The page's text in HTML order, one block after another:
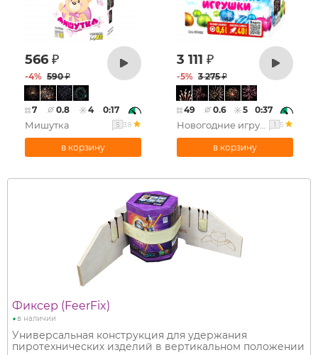
566 ₽
-4% 590₽
7 0.8 4 0:17
Мишутка 5 3.8
3 111 ₽
-5% 3 275₽
49 0.6 5 0:37
1 5
Фиксер (FeerFix)
• в наличии
Универсальная конструкция для удержания
пиротехнических изделий в вертикальном положении